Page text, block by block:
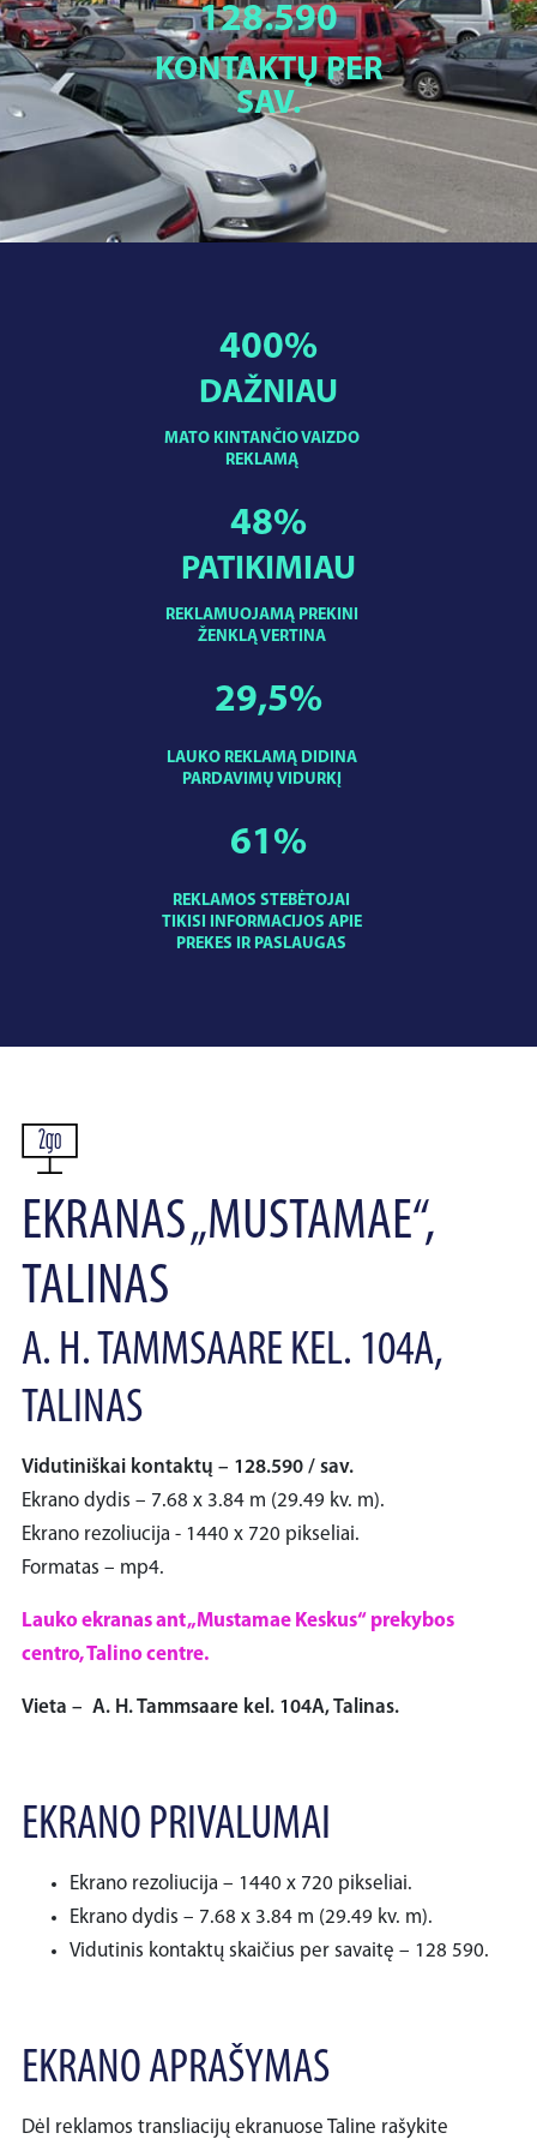
128.590
KONTAKTŲ PER
SAV.
MATO KINTANČIO VAIZDO
REKLAMĄ
400%
DAŽNIAU
REKLAMUOJAMĄ PREKINI
ŽENKLĄ VERTINA
48%
PATIKIMIAU
LAUKO REKLAMĄ DIDINA
PARDAVIMŲ VIDURKĮ
29,5%
REKLAMOS STEBĖTOJAI
TIKISI INFORMACIJOS APIE
PREKES IR PASLAUGAS
61%
EKRANAS „MUSTAMAE“,
TALINAS
A. H. TAMMSAARE KEL. 104A,
TALINAS
Vidutiniškai kontaktų – 128.590 / sav.
Ekrano dydis – 7.68 x 3.84 m (29.49 kv. m).
Ekrano rezoliucija - 1440 x 720 pikseliai.
Formatas – mp4.
Lauko ekranas ant „Mustamae Keskus“ prekybos
centro, Talino centre.
Vieta – A. H. Tammsaare kel. 104A, Talinas.
EKRANO PRIVALUMAI
Ekrano rezoliucija – 1440 x 720 pikseliai.
Ekrano dydis – 7.68 x 3.84 m (29.49 kv. m).
Vidutinis kontaktų skaičius per savaitę – 128 590.
EKRANO APRAŠYMAS
Dėl reklamos transliacijų ekranuose Taline rašykite